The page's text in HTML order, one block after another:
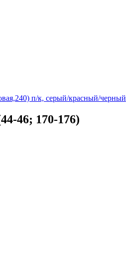
п/к, серый/красный/черный
46; 170-176)